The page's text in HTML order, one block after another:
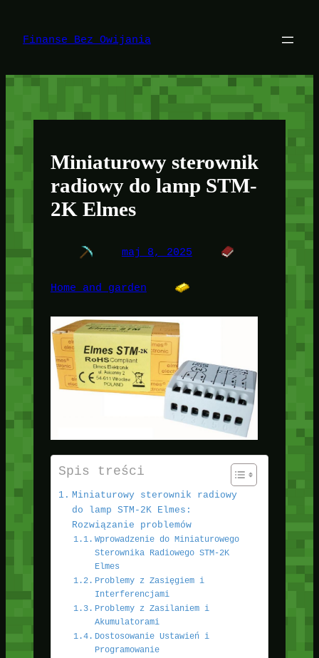
treści
Finanse Bez Owijania
Miniaturowy sterownik
radiowy do lamp STM-
2K Elmes
maj 8, 2025
Home and garden
Spis treści
Miniaturowy sterownik radiowy
do lamp STM-2K Elmes:
Rozwiązanie problemów
Wprowadzenie do Miniaturowego
Sterownika Radiowego STM-2K
Elmes
Problemy z Zasięgiem i
Interferencjami
Problemy z Zasilaniem i
Akumulatorami
Dostosowanie Ustawień i
Programowanie